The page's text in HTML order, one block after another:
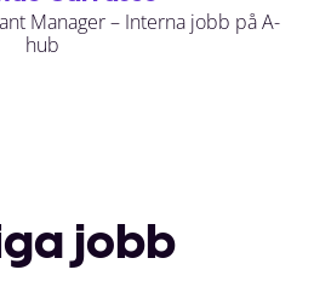
Manager – Interna jobb på A-
hub
jobb